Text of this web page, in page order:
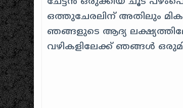
ഒത്തുചേരലിന് അതിലും
ഞങ്ങളുടെ ആദ്യ
വഴികളിലേക്ക് ഞങ്ങൾ